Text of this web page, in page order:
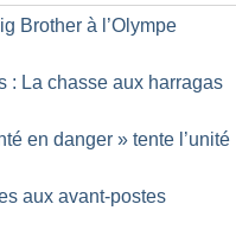
Brother à l’Olympe
: La chasse aux harragas
en danger » tente l’unité
aux avant-postes